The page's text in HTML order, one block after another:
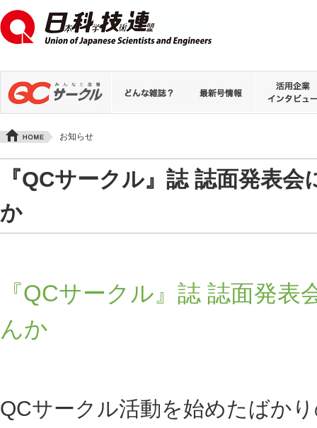
お知らせ
『QCサークル』誌 誌面発表
か
『QCサークル』誌 誌面発
んか
QCサークル活動を始めたばか